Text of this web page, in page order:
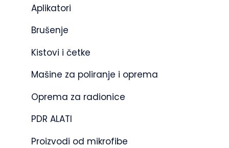
Aplikatori
Brušenje
Kistovi i četke
Mašine za poliranje i oprema
Oprema za radionice
PDR ALATI
Proizvodi od mikrofibe